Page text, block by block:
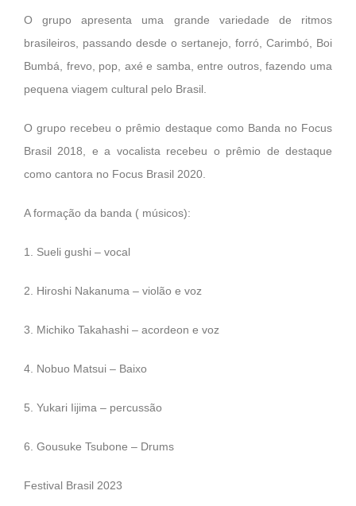
O grupo apresenta uma grande variedade de ritmos
brasileiros, passando desde o sertanejo, forró, Carimbó, Boi
Bumbá, frevo, pop, axé e samba, entre outros, fazendo uma
pequena viagem cultural pelo Brasil.
O grupo recebeu o prêmio destaque como Banda no Focus
Brasil 2018, e a vocalista recebeu o prêmio de destaque
como cantora no Focus Brasil 2020.
A formação da banda ( músicos):
1. Sueli gushi – vocal
2. Hiroshi Nakanuma – violão e voz
3. Michiko Takahashi – acordeon e voz
4. Nobuo Matsui – Baixo
5. Yukari Iijima – percussão
6. Gousuke Tsubone – Drums
Festival Brasil 2023